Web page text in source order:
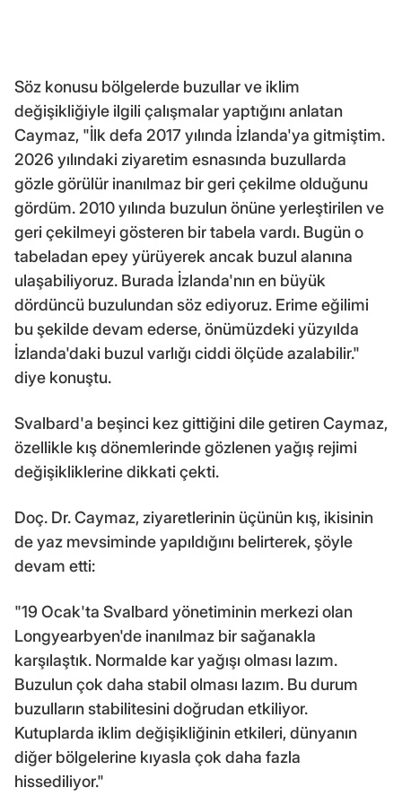
Söz konusu bölgelerde buzullar ve iklim
değişikliğiyle ilgili çalışmalar yaptığını anlatan
Caymaz, "İlk defa 2017 yılında İzlanda'ya gitmiştim.
2026 yılındaki ziyaretim esnasında buzullarda
gözle görülür inanılmaz bir geri çekilme olduğunu
gördüm. 2010 yılında buzulun önüne yerleştirilen ve
geri çekilmeyi gösteren bir tabela vardı. Bugün o
tabeladan epey yürüyerek ancak buzul alanına
ulaşabiliyoruz. Burada İzlanda'nın en büyük
dördüncü buzulundan söz ediyoruz. Erime eğilimi
bu şekilde devam ederse, önümüzdeki yüzyılda
İzlanda'daki buzul varlığı ciddi ölçüde azalabilir."
diye konuştu.
Svalbard'a beşinci kez gittiğini dile getiren Caymaz,
özellikle kış dönemlerinde gözlenen yağış rejimi
değişikliklerine dikkati çekti.
Doç. Dr. Caymaz, ziyaretlerinin üçünün kış, ikisinin
de yaz mevsiminde yapıldığını belirterek, şöyle
devam etti:
"19 Ocak'ta Svalbard yönetiminin merkezi olan
Longyearbyen'de inanılmaz bir sağanakla
karşılaştık. Normalde kar yağışı olması lazım.
Buzulun çok daha stabil olması lazım. Bu durum
buzulların stabilitesini doğrudan etkiliyor.
Kutuplarda iklim değişikliğinin etkileri, dünyanın
diğer bölgelerine kıyasla çok daha fazla
hissediliyor."